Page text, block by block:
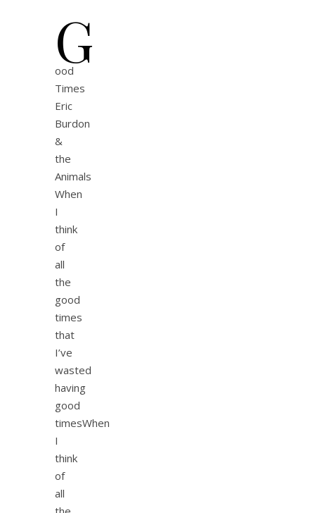
G
ood
Times
Eric
Burdon
&
the
Animals
When
I
think
of
all
the
good
times
that
I’ve
wasted
having
good
timesWhen
I
think
of
all